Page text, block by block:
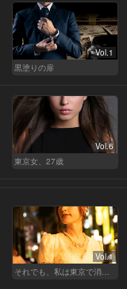
Vol.1
黒塗りの扉
Vol.6
東京女、27歳
Vol.1
それでも、私は東京で消耗する